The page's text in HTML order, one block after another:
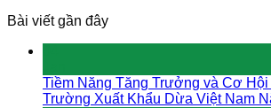
Bài viết gần đây
Tiềm Năng Tăng Trưởng và Cơ
Trường Xuất Khẩu Dừa Việt Nam